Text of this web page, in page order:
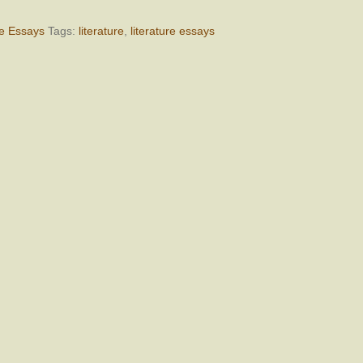
Essays Tags: literature literature essays